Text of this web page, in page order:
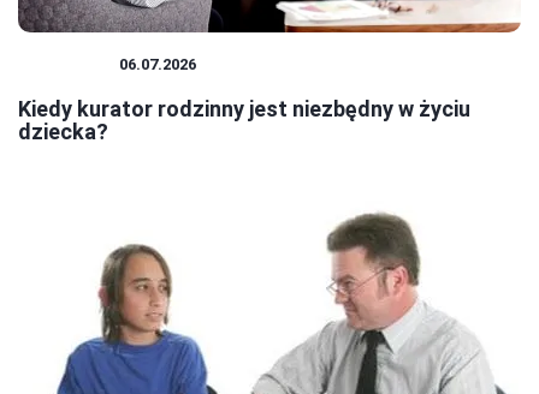
06.07.2026
Kiedy kurator rodzinny jest niezbędny w życiu
dziecka?